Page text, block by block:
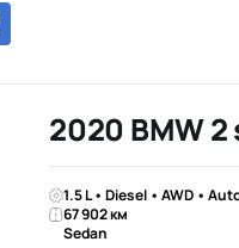
2020 BMW 2
1.5 L • Diesel • AWD •
67 902 км
Sedan